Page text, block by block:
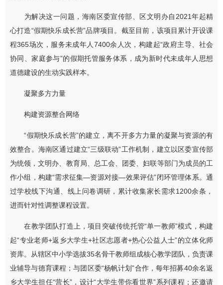
为解决这一问题，海南区委宣传部、区文明办自2021年起精
心打造“假期快乐成长营”品牌项目。截至目前，该项目累计开设课
程365场次，服务未成年人7400余人次，构建起“政府主导、社会
协同、家庭参与”的假期托管服务体系，成为新时代未成年人思想
道德建设的生动实践样本。
凝聚多方力量
构建资源整合网络
“假期快乐成长营”的建立，离不开多方力量的凝聚与资源的有
效整合。海南区通过建立“三级联动”工作机制，建立以区委宣传部
为统领，文明办、教育局、总工会、团委、妇联等部门为成员的工
作小组，构建“需求征集—资源对接—效果评估”闭环管理体系。通
过学校线下沟通、线上问卷调研，累计收集家长需求1200余条，
进而针对性调整课程设置。
在教学团队打造上，项目突破传统托管“单一教师”模式，构建
起“专业老师+返乡大学生+社区志愿者+热心公益人士”的立体化师
资库。从辖区中小学选拔35名骨干教师组成核心教学团队，负责课
业辅导与德育课程；与团区委“杨帆计划”合作，每年招募40余名返
乡大学生担任“营长”，设计“大学生带你看世界”系列课程；还邀请